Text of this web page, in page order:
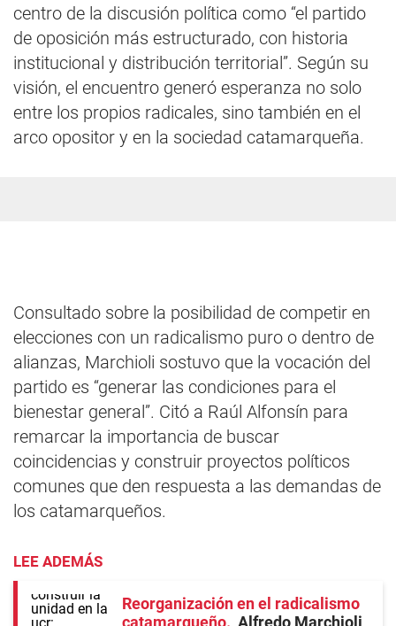
centro de la discusión política como “el partido
de oposición más estructurado, con historia
institucional y distribución territorial”. Según su
visión, el encuentro generó esperanza no solo
entre los propios radicales, sino también en el
arco opositor y en la sociedad catamarqueña.
Consultado sobre la posibilidad de competir en
elecciones con un radicalismo puro o dentro de
alianzas, Marchioli sostuvo que la vocación del
partido es “generar las condiciones para el
bienestar general”. Citó a Raúl Alfonsín para
remarcar la importancia de buscar
coincidencias y construir proyectos políticos
comunes que den respuesta a las demandas de
los catamarqueños.
LEE ADEMÁS
Reorganización en el radicalismo
catamarqueño
Alfredo Marchioli